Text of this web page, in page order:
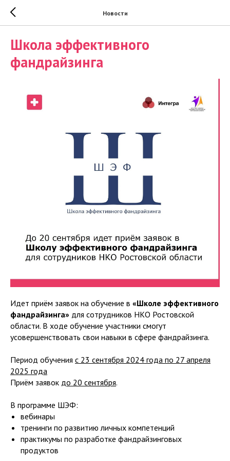
Новости
Школа эффективного
фандрайзинга
Идет приём заявок на обучение в «Школе эффективного
фандрайзинга» для сотрудников НКО Ростовской
области. В ходе обучение участники смогут
усовершенствовать свои навыки в сфере фандрайзинга.
Период обучения с 23 сентября 2024 года по 27 апреля
2025 года
Приём заявок до 20 сентября.
В программе ШЭФ:
вебинары
тренинги по развитию личных компетенций
практикумы по разработке фандрайзинговых
продуктов